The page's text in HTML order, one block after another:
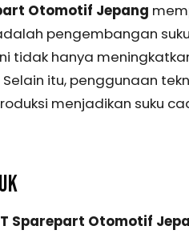
Otomotif Jepang
pengembangan
tidak hanya
itu, penggunaan
menjadikan suku
Sparepart Otomotif